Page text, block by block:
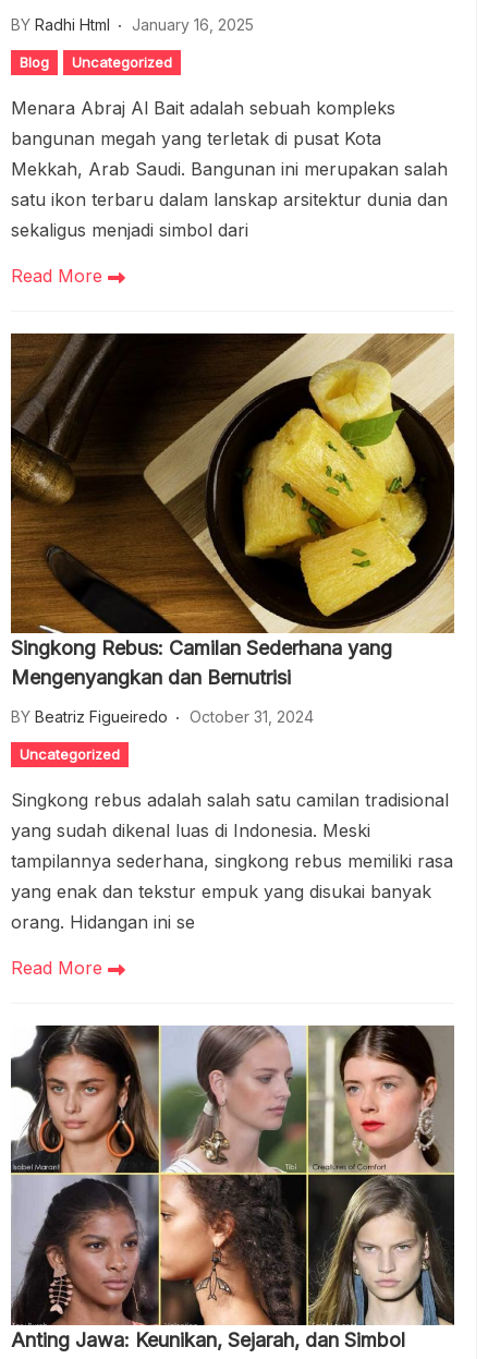
BY Radhi Html January 16, 2025
Blog Uncategorized
Menara Abraj Al Bait adalah sebuah kompleks
bangunan megah yang terletak di pusat Kota
Mekkah, Arab Saudi. Bangunan ini merupakan salah
satu ikon terbaru dalam lanskap arsitektur dunia dan
sekaligus menjadi simbol dari
Read More
Singkong Rebus: Camilan Sederhana yang
Mengenyangkan dan Bernutrisi
BY Beatriz Figueiredo October 31, 2024
Uncategorized
Singkong rebus adalah salah satu camilan tradisional
yang sudah dikenal luas di Indonesia. Meski
tampilannya sederhana, singkong rebus memiliki rasa
yang enak dan tekstur empuk yang disukai banyak
orang. Hidangan ini se
Read More
Anting Jawa: Keunikan, Sejarah, dan Simbol